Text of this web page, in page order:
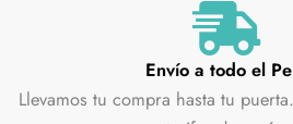
Envío a todo el
Llevamos tu compra hasta tu